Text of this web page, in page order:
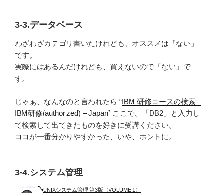
3-3.データベース
わざわざカテゴリ書いたけれども、オススメは「ない」
です。
実際にはあるんだけれども、買えないので「ない」で
す。
じゃぁ、なんなのと言われたら “IBM 研修コースの検索 –
IBM研修(authorized) – Japan” ここで、「DB2」と入力し
て検索して出てきたものを好きに受講ください。
ココが一番分かりやすかった、いや、ホントに。
3-4.システム管理
UNIXシステム管理 第3版〈VOLUME 1〉